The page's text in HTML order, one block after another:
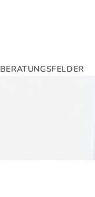
BERATUNGSFELDER